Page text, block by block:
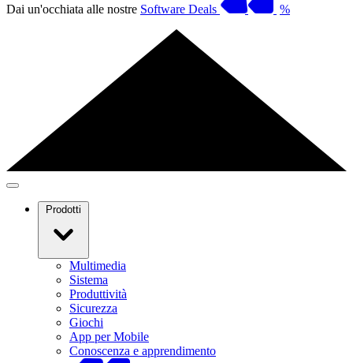
Dai un'occhiata alle nostre Software Deals %
Prodotti
Multimedia
Sistema
Produttività
Sicurezza
Giochi
App per Mobile
Conoscenza e apprendimento